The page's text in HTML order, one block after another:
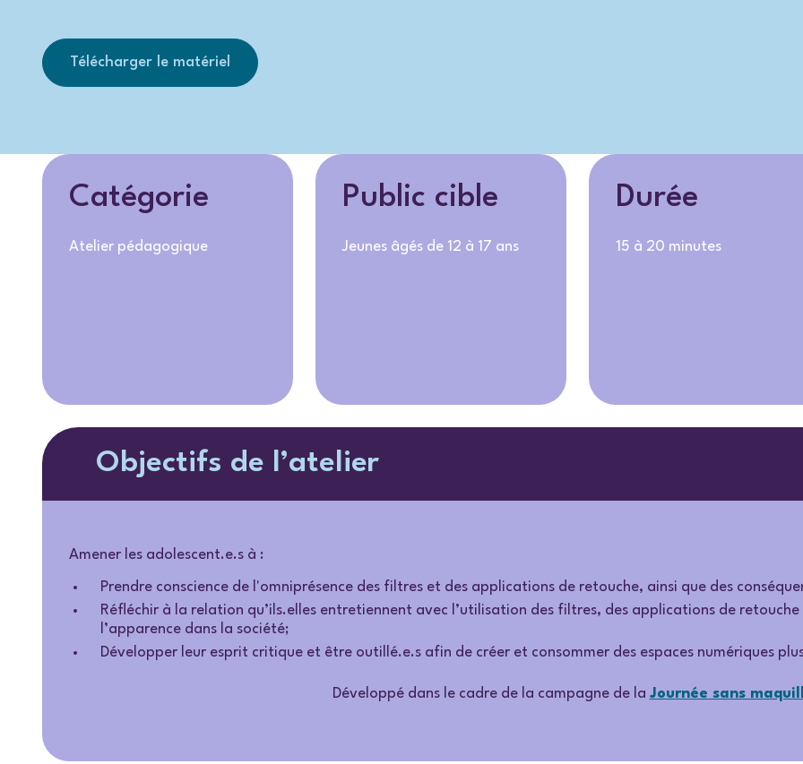
Télécharger le matériel
Catégorie
Atelier pédagogique
Public cible
Jeunes âgés de 12 à 17 ans
Durée
15 à 20 minutes
Objectifs de l’atelier
Amener les adolescent.e.s à :
Prendre conscience de l'omniprésence des filtres et des applications de retouche, ainsi que des
Réfléchir à la relation qu’ils.elles entretiennent avec l’utilisation des filtres, des applications de
l’apparence dans la société;
Développer leur esprit critique et être outillé.e.s afin de créer et consommer des espaces numériques
Développé dans le cadre de la campagne de la Journée sans